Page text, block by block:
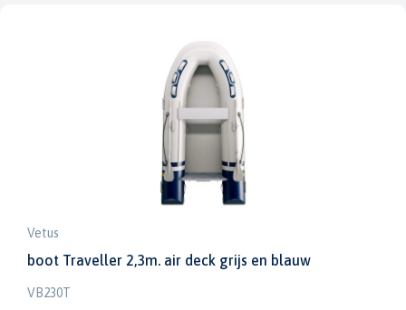
Vetus
boot Traveller 2,3m. air deck grijs en blauw
VB230T